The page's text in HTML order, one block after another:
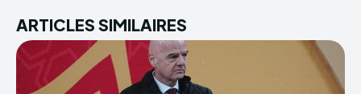
ARTICLES SIMILAIRES